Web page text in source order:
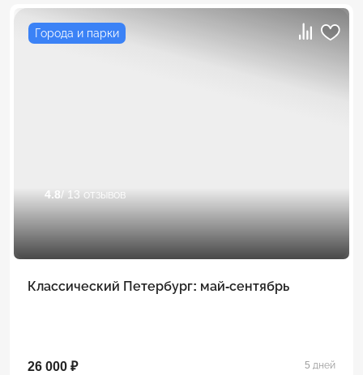
Города и парки
4.8/ 13 отзывов
Классический Петербург: май-сентябрь
26 000 ₽ 5 дней